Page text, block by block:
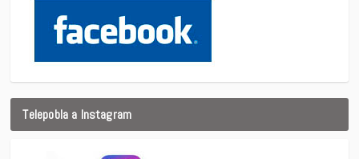
Telepobla a Instagram